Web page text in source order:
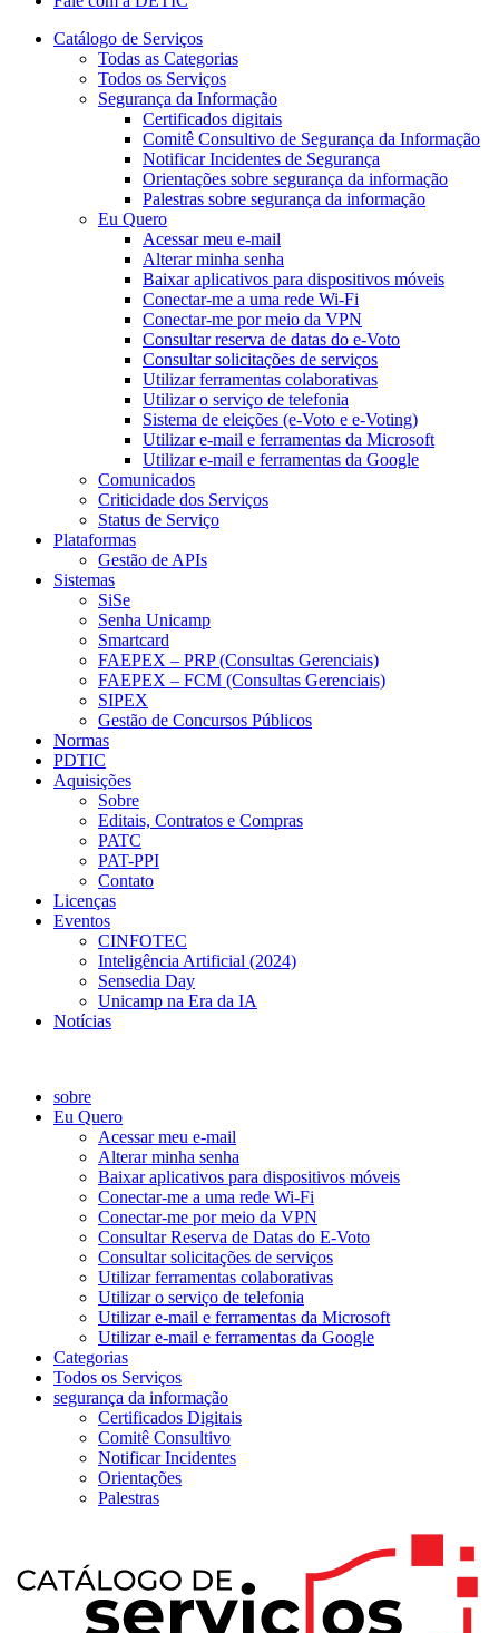
Catálogo de Serviços
Todas as Categorias
Todos os Serviços
Segurança da Informação
Certificados digitais
Comitê Consultivo de Segurança da Informação
Notificar Incidentes de Segurança
Orientações sobre segurança da informação
Palestras sobre segurança da informação
Eu Quero
Acessar meu e-mail
Alterar minha senha
Baixar aplicativos para dispositivos móveis
Conectar-me a uma rede Wi-Fi
Conectar-me por meio da VPN
Consultar reserva de datas do e-Voto
Consultar solicitações de serviços
Utilizar ferramentas colaborativas
Utilizar o serviço de telefonia
Sistema de eleições (e-Voto e e-Voting)
Utilizar e-mail e ferramentas da Microsoft
Utilizar e-mail e ferramentas da Google
Comunicados
Criticidade dos Serviços
Status de Serviço
Plataformas
Gestão de APIs
Sistemas
SiSe
Senha Unicamp
Smartcard
FAEPEX – PRP (Consultas Gerenciais)
FAEPEX – FCM (Consultas Gerenciais)
SIPEX
Gestão de Concursos Públicos
Normas
PDTIC
Aquisições
Sobre
Editais, Contratos e Compras
PATC
PAT-PPI
Contato
Licenças
Eventos
CINFOTEC
Inteligência Artificial (2024)
Sensedia Day
Unicamp na Era da IA
Notícias
sobre
Eu Quero
Acessar meu e-mail
Alterar minha senha
Baixar aplicativos para dispositivos móveis
Conectar-me a uma rede Wi-Fi
Conectar-me por meio da VPN
Consultar Reserva de Datas do E-Voto
Consultar solicitações de serviços
Utilizar ferramentas colaborativas
Utilizar o serviço de telefonia
Utilizar e-mail e ferramentas da Microsoft
Utilizar e-mail e ferramentas da Google
Categorias
Todos os Serviços
segurança da informação
Certificados Digitais
Comitê Consultivo
Notificar Incidentes
Orientações
Palestras